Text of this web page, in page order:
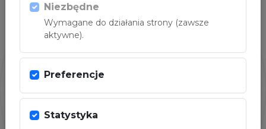
Niezbędne
Wymagane do działania strony (zawsze
aktywne).
Preferencje
Statystyka